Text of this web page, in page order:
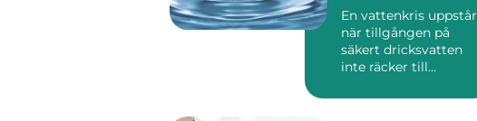
En vattenkris uppstår
när tillgången på
säkert dricksvatten
inte räcker till
grundläggand...